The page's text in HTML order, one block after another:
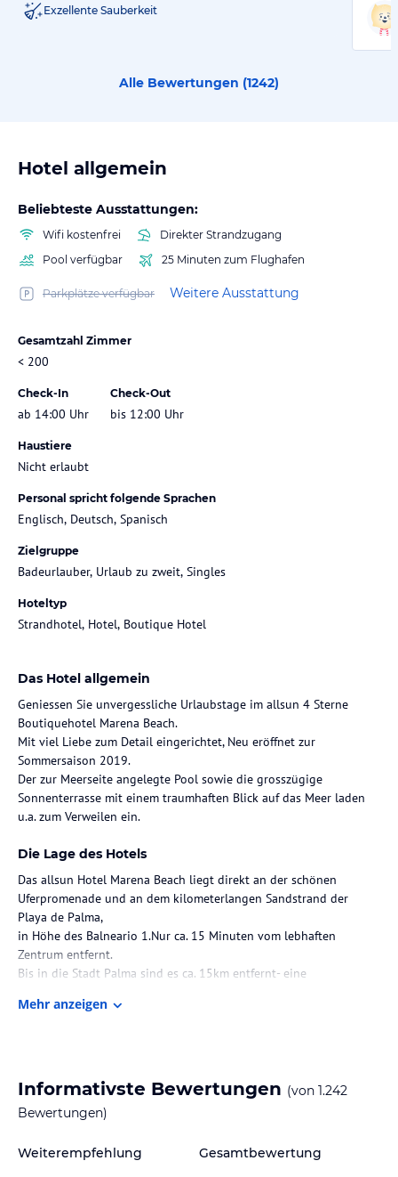
Exzellente Sauberkeit
Alle Bewertungen (1242)
Hotel allgemein
Beliebteste Ausstattungen:
Wifi kostenfrei
Direkter Strandzugang
Pool verfügbar
25 Minuten zum Flughafen
Parkplätze verfügbar Weitere Ausstattung
Gesamtzahl Zimmer
< 200
Check-In
ab 14:00 Uhr
Check-Out
bis 12:00 Uhr
Haustiere
Nicht erlaubt
Personal spricht folgende Sprachen
Englisch, Deutsch, Spanisch
Zielgruppe
Badeurlauber, Urlaub zu zweit, Singles
Hoteltyp
Strandhotel, Hotel, Boutique Hotel
Das Hotel allgemein
Geniessen Sie unvergessliche Urlaubstage im allsun 4 Sterne
Boutiquehotel Marena Beach.
Mit viel Liebe zum Detail eingerichtet, Neu eröffnet zur
Sommersaison 2019.
Der zur Meerseite angelegte Pool sowie die grosszügige
Sonnenterrasse mit einem traumhaften Blick auf das Meer laden
u.a. zum Verweilen ein.
Die Lage des Hotels
Das allsun Hotel Marena Beach liegt direkt an der schönen
Uferpromenade und an dem kilometerlangen Sandstrand der
Playa de Palma,
in Höhe des Balneario 1.Nur ca. 15 Minuten vom lebhaften
Zentrum entfernt.
Bis in die Stadt Palma sind es ca. 15km entfernt- eine
Einzelzimmer ca.12qm) - wahlweise mit Balkon zur
Strassen/Innenhofseite, mit seitlichem oder direktem Meerblick
Grosszügige,moderne halboffene Badezimmer u.a. mit Dusche .
Mehr anzeigen
Informativste Bewertungen (von 1.242
Bewertungen)
Weiterempfehlung Gesamtbewertung